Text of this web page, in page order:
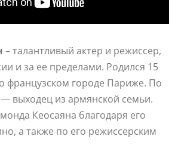
– талантливый актер и режиссер,
и за ее пределами. Родился 15
французском городе Париже. По
выходец из армянской семьи.
Кеосаяна благодаря его
а также по его режиссерским